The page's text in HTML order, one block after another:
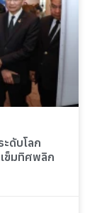
ดับโลก
ข็มทิศพลิก